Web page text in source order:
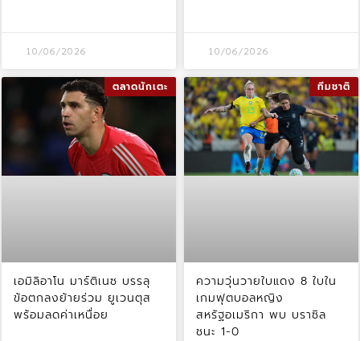
10/06/2026 10/06/2026
ตลาดนักเตะ
เอมิลิอาโน มาร์ติเนซ บรรลุ
ข้อตกลงย้ายร่วม ยูเวนตุส
พร้อมลดค่าเหนื่อย
ทีมชาติ
ความวุ่นวายใบแดง 8 ใบใน
เกมฟุตบอลหญิง
สหรัฐอเมริกา พบ บราซิล
ชนะ 1-0